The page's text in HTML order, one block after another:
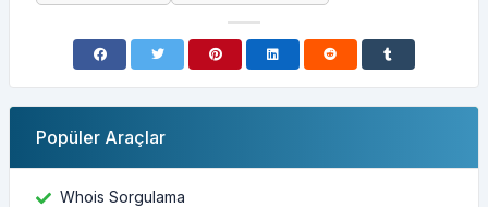
Popüler Araçlar
Whois Sorgulama